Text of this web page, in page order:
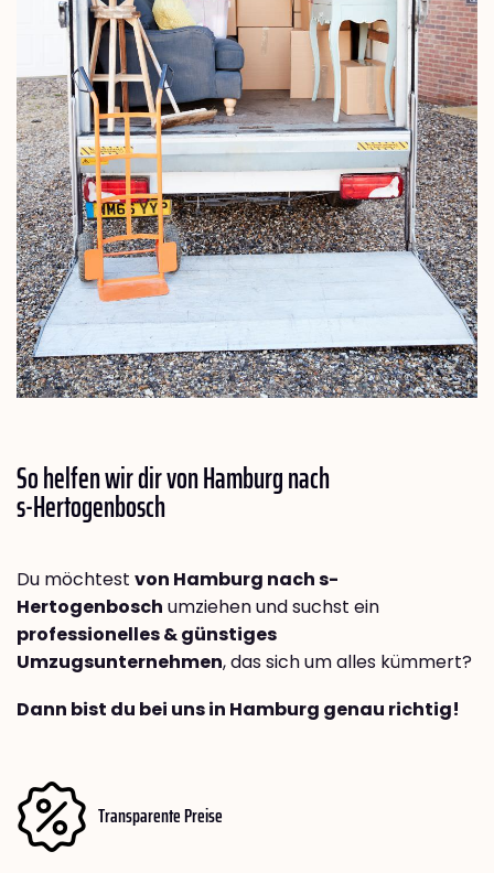
So helfen wir dir von Hamburg nach
s-Hertogenbosch
Du möchtest von Hamburg nach s-
Hertogenbosch umziehen und suchst ein
professionelles & günstiges
Umzugsunternehmen, das sich um alles kümmert?
Dann bist du bei uns in Hamburg genau richtig!
Transparente Preise